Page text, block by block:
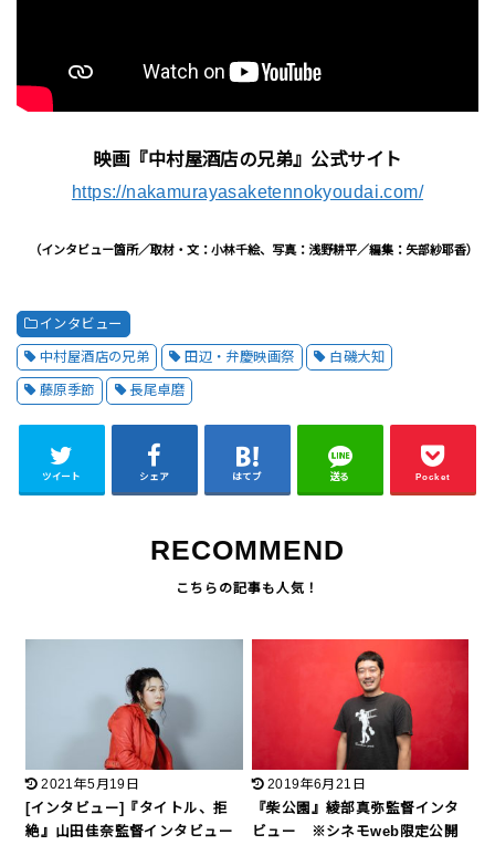
映画『中村屋酒店の兄弟』公式サイト
https://nakamurayasaketennokyoudai.com/
（インタビュー箇所／取材・文：小林千絵、写真：浅野耕平／編集：矢部紗耶香）
インタビュー
中村屋酒店の兄弟 田辺・弁慶映画祭 白磯大知
藤原季節 長尾卓磨
ツイート シェア はてブ 送る Pocket
RECOMMEND
2021年5月19日
[インタビュー]『タイトル、拒
絶』⼭⽥佳奈監督インタビュー
2019年6月21日
『柴公園』綾部真弥監督インタ
ビュー ※シネモweb限定公開